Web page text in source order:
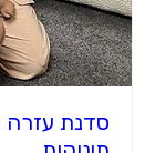
סדנת עזרה